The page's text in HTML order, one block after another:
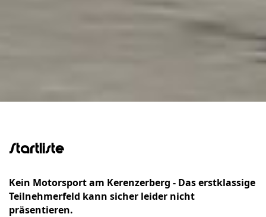
Startliste
Kein Motorsport am Kerenzerberg - Das erstklassige
Teilnehmerfeld kann sicher leider nicht
präsentieren.